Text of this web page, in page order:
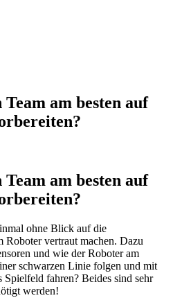
am besten auf
am besten auf
ohne Blick auf die
Roboter vertraut machen. Dazu
und wie der Roboter am
schwarzen Linie folgen und mit
Spielfeld fahren? Beides sind sehr
werden!